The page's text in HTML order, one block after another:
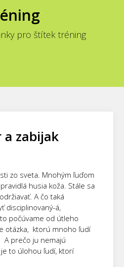
pro štítek tréning
a zabijak
zo sveta. Mnohým ľuďom
husia koža. Stále sa
A čo taká
disciplinovaný-á,
počúvame od útleho
otázka, ktorú mnoho ľudí
A prečo ju nemajú
to úlohou ľudí, ktorí